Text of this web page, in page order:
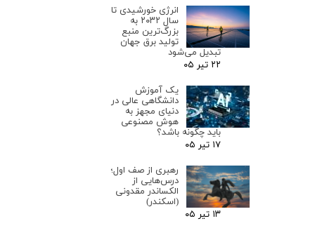
انرژی خورشیدی تا
سال ۲۰۳۲ به
بزرگ‌ترین منبع
تولید برق جهان
تبدیل می‌شود
۲۲ تیر ۰۵
یک آموزش
دانشگاهی عالی در
دنیای مجهز به
هوش مصنوعی
باید چگونه باشد؟
۱۷ تیر ۰۵
رهبری از صف اول؛
درس‌هایی از
الکساندر مقدونی
(اسکندر)
۱۳ تیر ۰۵